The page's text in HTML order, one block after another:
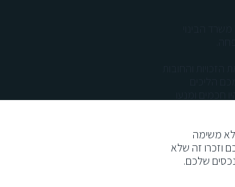
לא משימה
וזכרו זה שלא
שלכם.